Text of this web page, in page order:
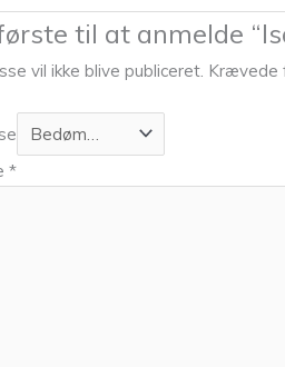
til at anmelde
vil ikke blive publiceret. Krævede
*